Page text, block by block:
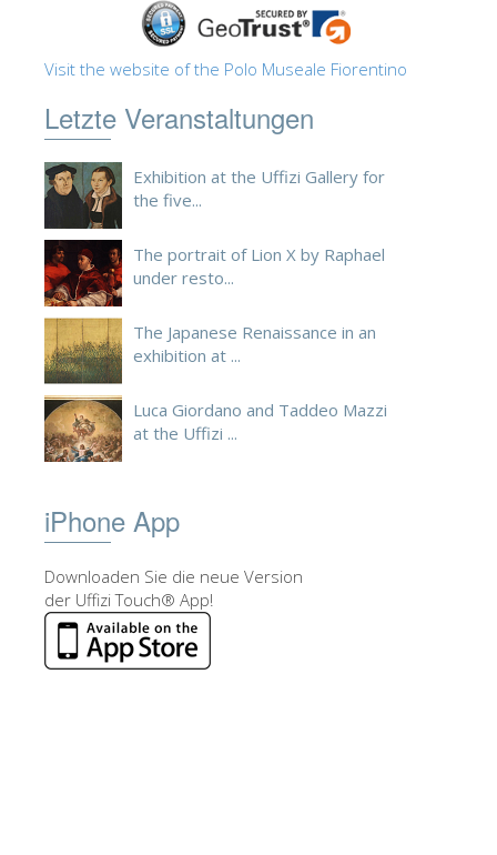
Visit the website of the Polo Museale Fiorentino
Letzte Veranstaltungen
Exhibition at the Uffizi Gallery for
the five...
The portrait of Lion X by Raphael
under resto...
The Japanese Renaissance in an
exhibition at ...
Luca Giordano and Taddeo Mazzi
at the Uffizi ...
iPhone App
Downloaden Sie die neue Version
der Uffizi Touch® App!